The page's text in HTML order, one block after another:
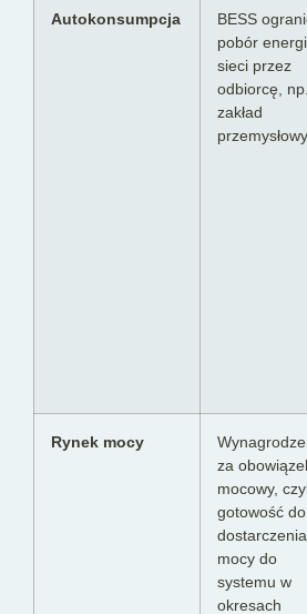
Autokonsumpcja
BESS
pobór
sieci przez
odbiorcę, np.
zakład
Rynek mocy
za
mocowy,
gotowość do
dostarczenia
mocy do
systemu w
okresach